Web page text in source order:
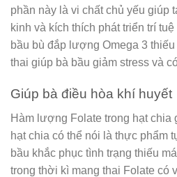
phần này là vi chất chủ yếu giúp
kinh và kích thích phát triển trí
bầu bù đắp lượng Omega 3
thai giúp bà bầu giảm stress và
Giúp bà điều hòa khí huyết
Hàm lượng Folate trong hạt chia
hạt chia có thể nói là thực phẩm
bầu khắc phục tình trạng thiếu
trong thời kì mang thai Folate có